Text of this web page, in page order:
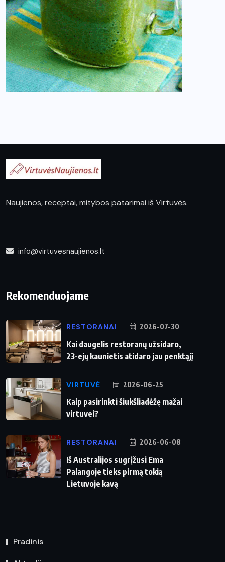
Naujienos, receptai, mitybos patarimai iš Virtuvės.
info@virtuvesnaujienos.lt
Rekomenduojame
RESTORANAI 2026-07-30
Kai daugelis restoranų užsidaro,
23-ejų kaunietis atidaro jau penktąjį
VIRTUVĖ 2026-06-25
Kaip pasirinkti šiukšliadėžę mažai
virtuvei?
RESTORANAI 2026-06-08
Iš Australijos sugrįžusi Ema
Palangoje tieks pirmą tokią
Lietuvoje kavą
Pradinis